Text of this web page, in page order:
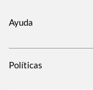
Ayuda
Políticas